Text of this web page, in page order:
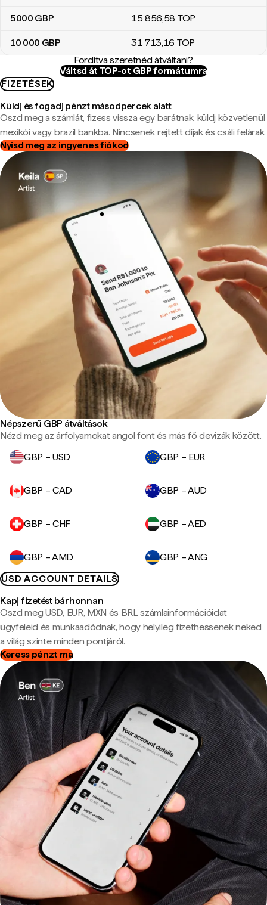
5000 GBP 15 856,58 TOP
10 000 GBP 31 713,16 TOP
Fordítva szeretnéd átváltani?
Váltsd át TOP-ot GBP formátumra
FIZETÉSEK
Küldj és fogadj pénzt másodpercek alatt
Oszd meg a számlát, fizess vissza egy barátnak, küldj közvetlenül
mexikói vagy brazil bankba. Nincsenek rejtett díjak és csáli felárak.
Nyisd meg az ingyenes fiókod
Népszerű GBP átváltások
Nézd meg az árfolyamokat angol font és más fő devizák között.
GBP – USD
GBP – EUR
GBP – CAD GBP – AUD
GBP – CHF GBP – AED
GBP – AMD
GBP – ANG
USD ACCOUNT DETAILS
Kapj fizetést bárhonnan
Oszd meg USD, EUR, MXN és BRL számlainformációidat
ügyfeleid és munkaadódnak, hogy helyileg fizethessenek neked
a világ szinte minden pontjáról.
Keress pénzt ma